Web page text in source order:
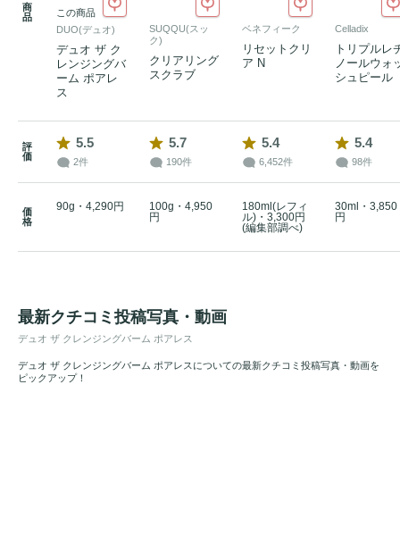
商
品
この商品
DUO(デュオ)
デュオ ザ ク
レンジングバ
ーム ポアレ
ス
SUQQU(スッ
ク)
クリアリング
スクラブ
ベネフィーク
リセットクリ
ア N
Celladix
トリプルレ
ノールウォ
シュピール
評
価
5.5
2件
5.7
190件
5.4
6,452件
5.4
98件
価
格
90g・4,290円
100g・4,950
円
180ml(レフィ
ル)・3,300円
(編集部調べ)
30ml・3,850
円
最新クチコミ投稿写真・動画
デュオ ザ クレンジングバーム ポアレス
デュオ ザ クレンジングバーム ポアレスについての最新クチコミ投稿写真・動画を
ピックアップ！